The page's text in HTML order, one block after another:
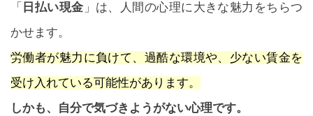
「 日払い現金 」は、人間の心理に大きな魅力をちらつ
かせます。
労働者が魅力に負けて、過酷な環境や、少ない賃金を
受け入れている可能性があります。
しかも、自分で気づきようがない心理です。